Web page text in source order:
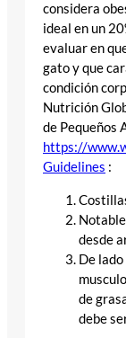
considera
ideal en un
evaluar en
gato y que
condición
Nutrición
de Pequeños
https://
Guidelines :
desde
De
de
debe